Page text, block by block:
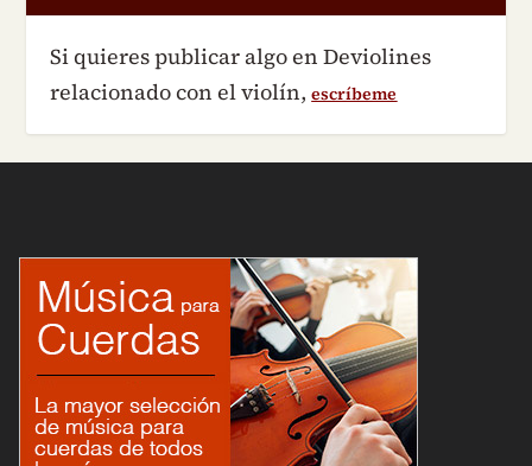
Si quieres publicar algo en Deviolines
relacionado con el violín,escríbeme